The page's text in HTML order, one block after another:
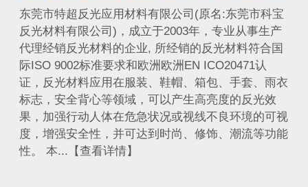
​ 东莞市特超反光应用材料有限公司(原名:东莞市科宝
反光材料有限公司)，成立于2003年，专业从事生产
代理经销反光材料的企业, 所经销的反光材料符合国
际ISO 9002标准要求和欧洲欧洲EN ICO20471认
证，反光材料应用在服装、鞋帽、箱包、手套、雨衣
标志，安全背心等领域，可以产生高亮度的反光效
果，加强行动人体在危急状况或视线不良环境的可视
度，增强安全性，并可达到时尚、修饰、潮流等功能
性。 本...【查看详情】